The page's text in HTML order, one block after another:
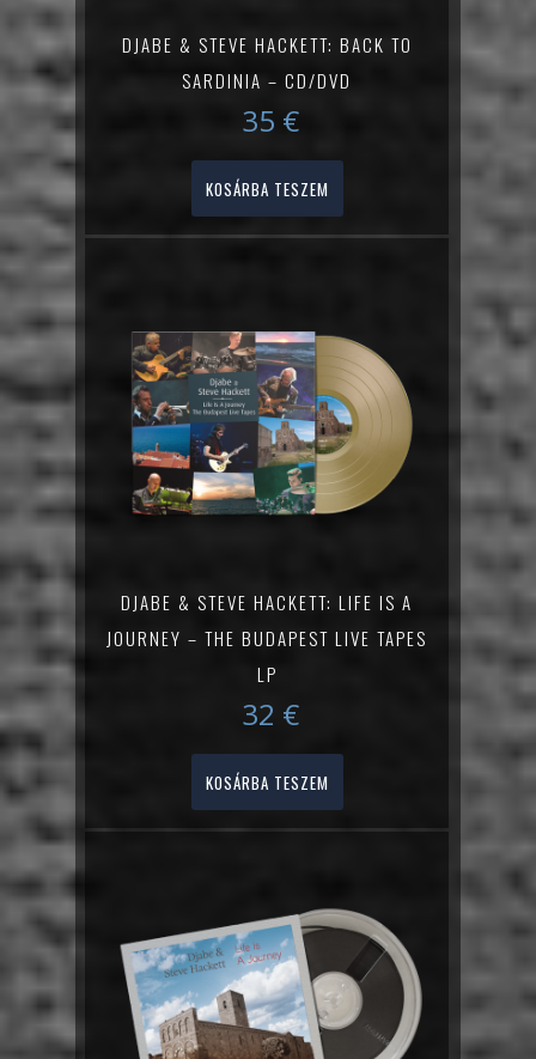
DJABE & STEVE HACKETT: BACK TO
SARDINIA – CD/DVD
35 €
KOSÁRBA TESZEM
DJABE & STEVE HACKETT: LIFE IS A
JOURNEY – THE BUDAPEST LIVE TAPES
LP
32 €
KOSÁRBA TESZEM